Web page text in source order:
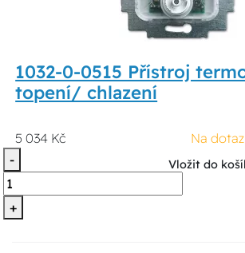
1032-0-0515 Přístroj
topení/ chlazení
5 034 Kč
Na dotaz
-
+
Vložit do